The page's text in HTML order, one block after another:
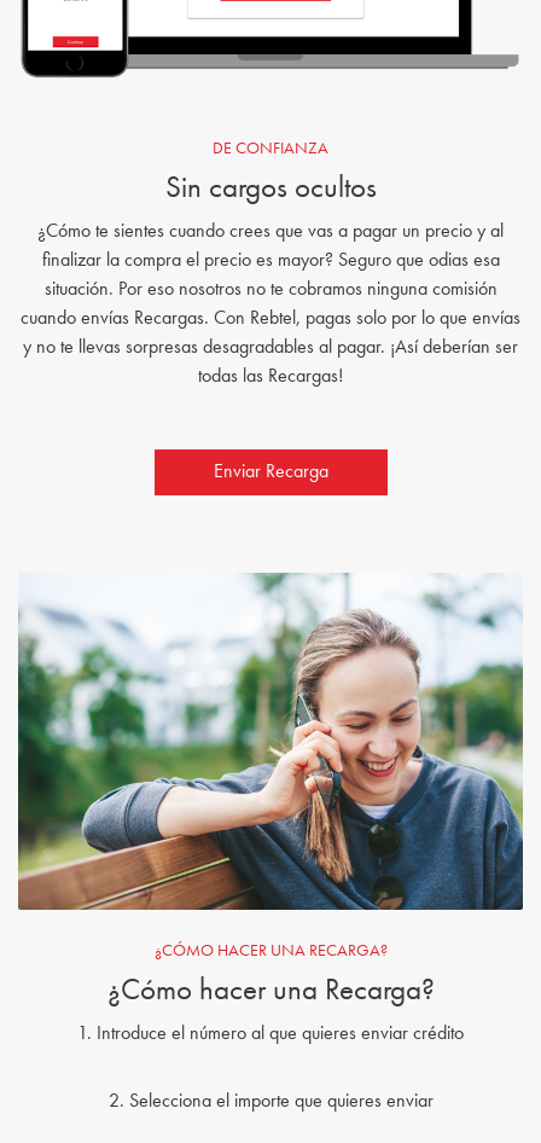
DE CONFIANZA
Sin cargos ocultos
¿Cómo te sientes cuando crees que vas a pagar un precio y al
finalizar la compra el precio es mayor? Seguro que odias esa
situación. Por eso nosotros no te cobramos ninguna comisión
cuando envías Recargas. Con Rebtel, pagas solo por lo que envías
y no te llevas sorpresas desagradables al pagar. ¡Así deberían ser
todas las Recargas!
Enviar Recarga
¿CÓMO HACER UNA RECARGA?
¿Cómo hacer una Recarga?
1. Introduce el número al que quieres enviar crédito
2. Selecciona el importe que quieres enviar